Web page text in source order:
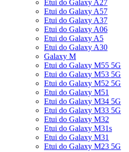
Etui do Galaxy A27
Etui do Galaxy A57
Etui do Galaxy A37
Etui do Galaxy A06
Etui do Galaxy A5
Etui do Galaxy A30
Galaxy M
Etui do Galaxy M55 5G
Etui do Galaxy M53 5G
Etui do Galaxy M52 5G
Etui do Galaxy M51
Etui do Galaxy M34 5G
Etui do Galaxy M33 5G
Etui do Galaxy M32
Etui do Galaxy M31s
Etui do Galaxy M31
Etui do Galaxy M23 5G